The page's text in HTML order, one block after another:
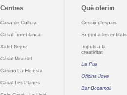
Centres
Casa de Cultura
Casal Torreblanca
Xalet Negre
Casal Mira-sol
Casino La Floresta
Casal Les Planes
Què oferim
Cessió d'espais
Suport a les entitats
Impuls a la
creativitat
La Pua
Oficina Jove
Bar Bocamoll